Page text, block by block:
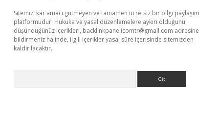
Sitemiz, kar amacı gütmeyen ve tamamen ücretsiz bir bilgi paylaşım
platformudur. Hukuka ve yasal düzenlemelere aykırı olduğunu
düşündüğünüz içerikleri, backlinkpanelicomtr@gmail.com adresine
bildirmeniz halinde, ilgili içerikler yasal süre içerisinde sitemizden
kaldırılacaktır.